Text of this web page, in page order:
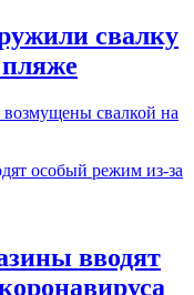
свалку
свалкой на
вводят